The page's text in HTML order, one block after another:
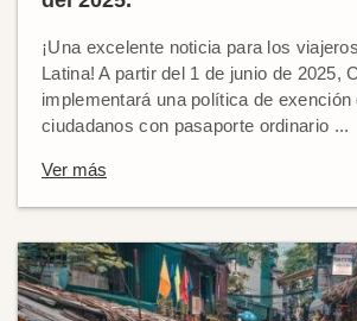
¡Una excelente noticia para los
Latina! A partir del 1 de junio de 2025,
implementará una política de
ciudadanos con pasaporte ordinario ...
Ver más